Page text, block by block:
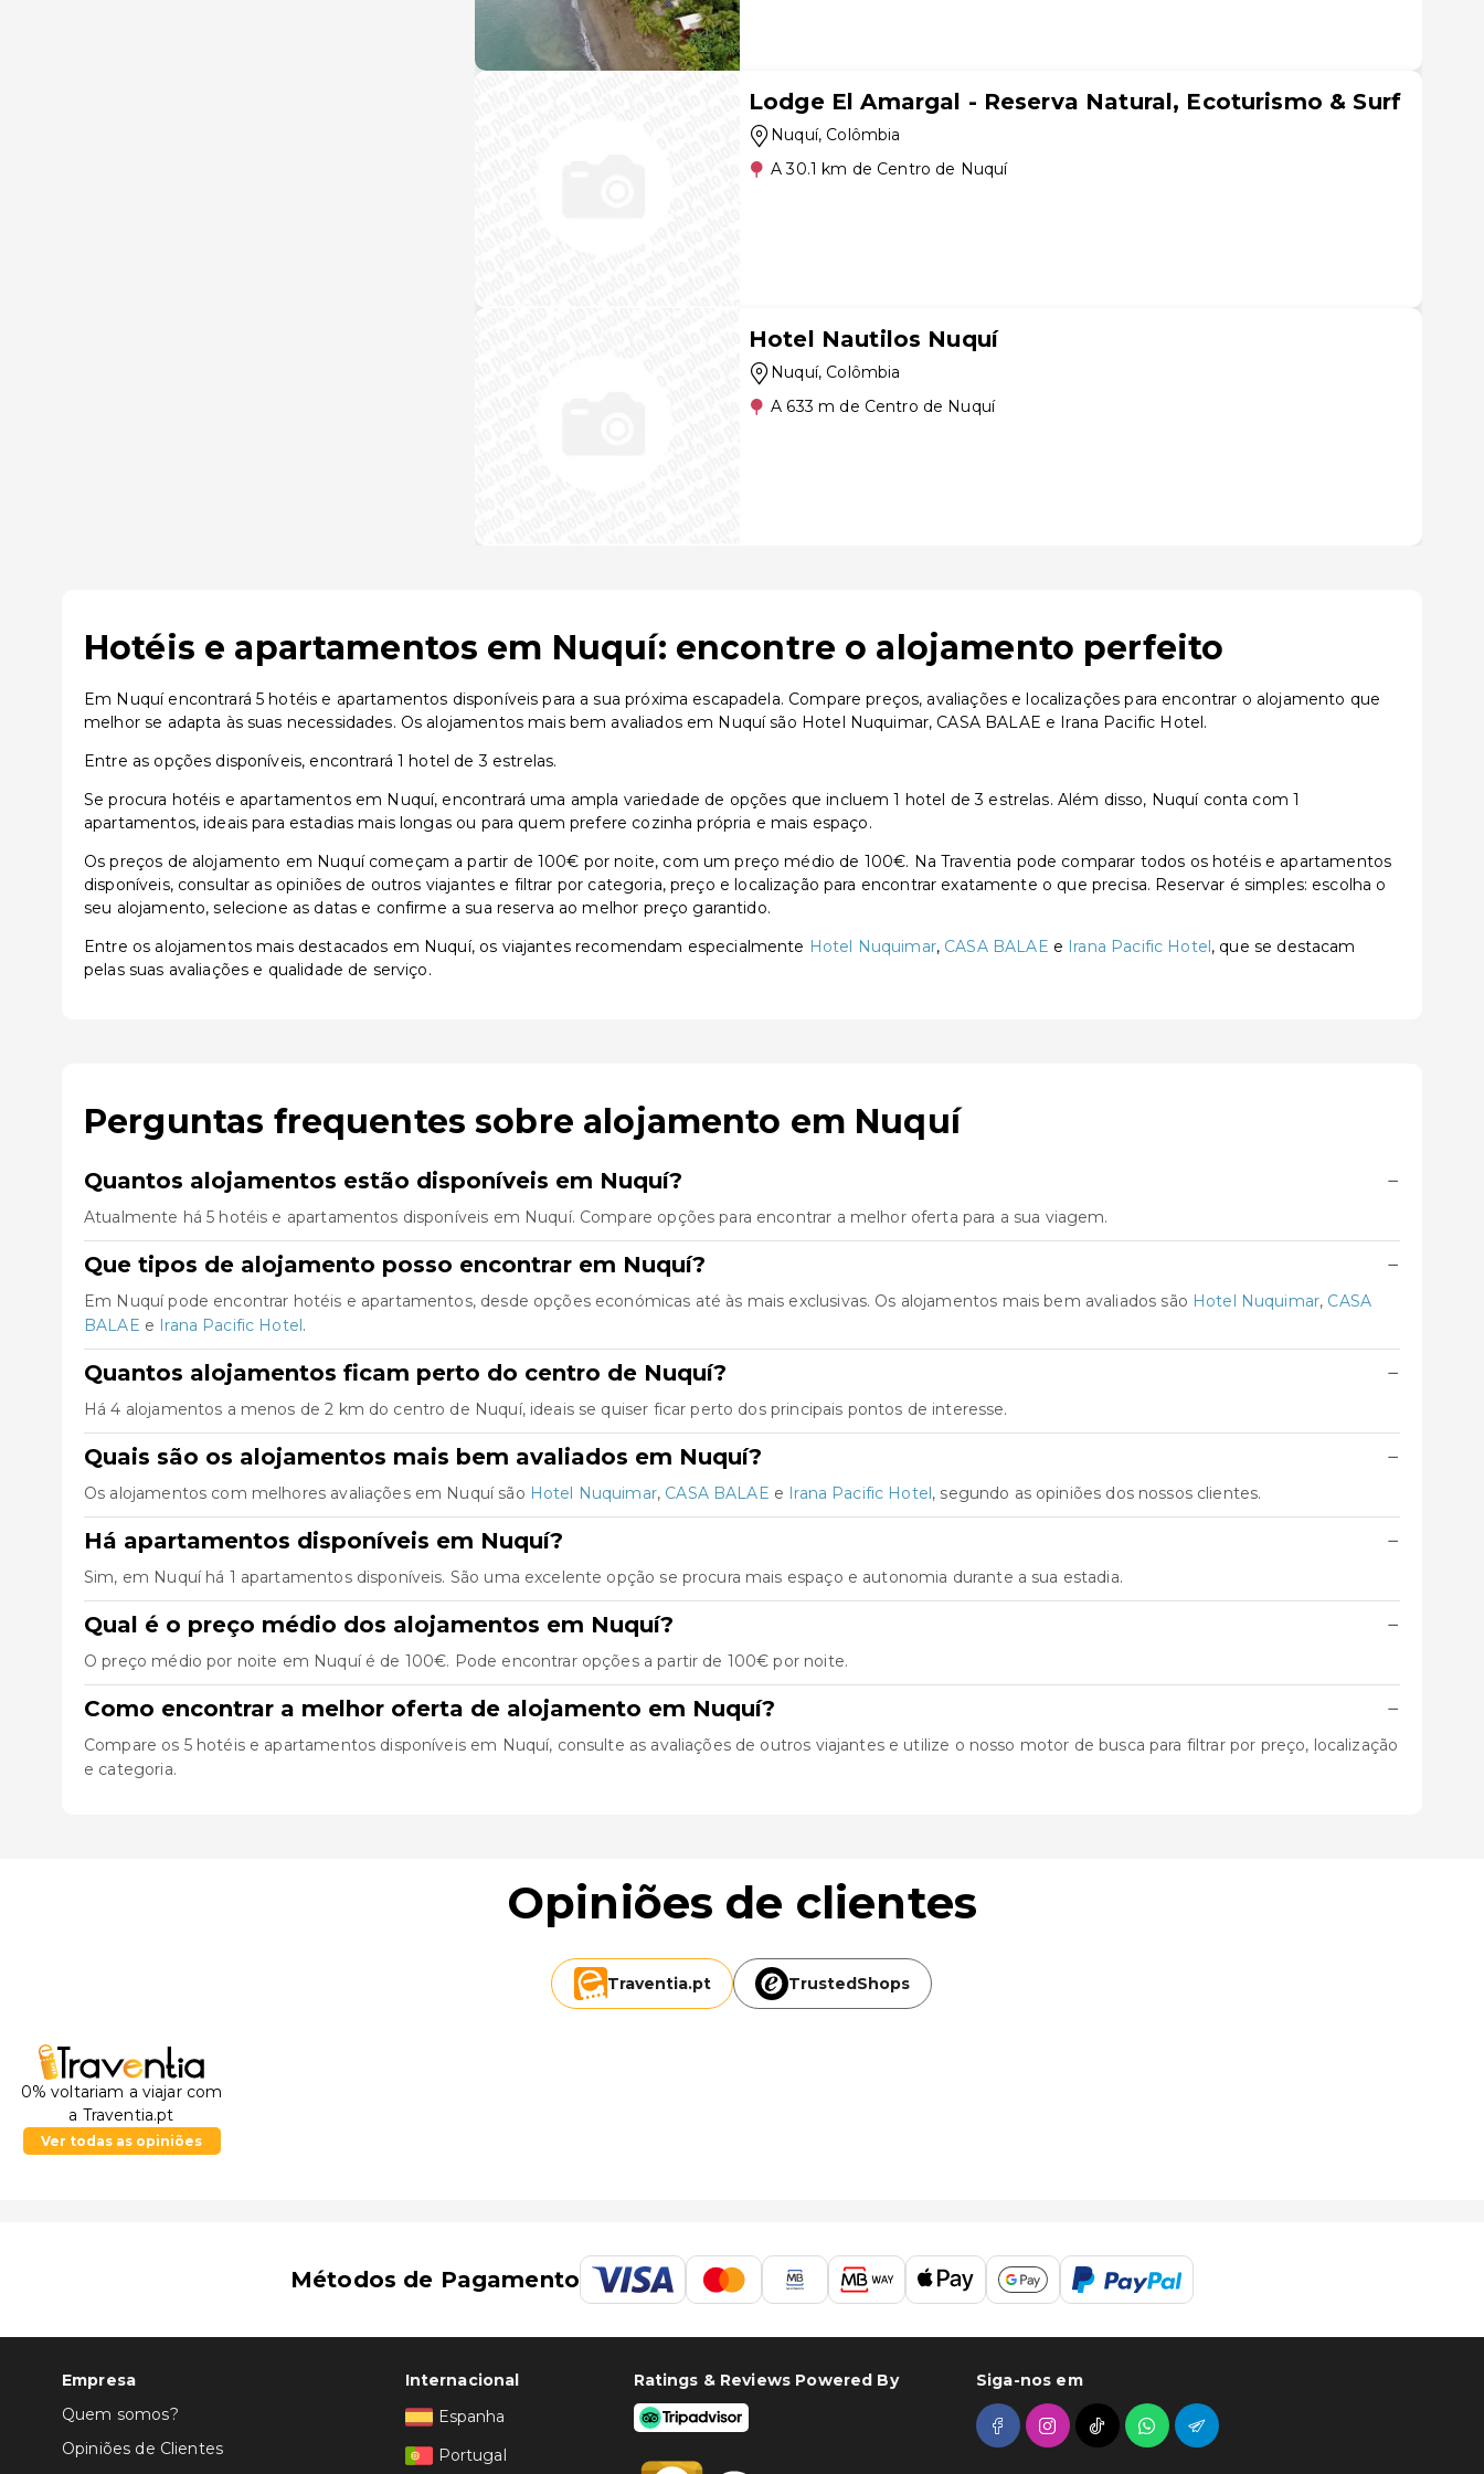
Lodge El Amargal - Reserva Natural, Ecoturismo & Surf
Nuquí, Colômbia
A 30.1 km de Centro de Nuquí
Hotel Nautilos Nuquí
Nuquí, Colômbia
A 633 m de Centro de Nuquí
Hotéis e apartamentos em Nuquí: encontre o alojamento perfeito
Em Nuquí encontrará 5 hotéis e apartamentos disponíveis para a sua próxima escapadela. Compare preços, avaliações e localizações para encontrar o alojamento que
melhor se adapta às suas necessidades. Os alojamentos mais bem avaliados em Nuquí são Hotel Nuquimar, CASA BALAE e Irana Pacific Hotel.
Entre as opções disponíveis, encontrará 1 hotel de 3 estrelas.
Se procura hotéis e apartamentos em Nuquí, encontrará uma ampla variedade de opções que incluem 1 hotel de 3 estrelas. Além disso, Nuquí conta com 1
apartamentos, ideais para estadias mais longas ou para quem prefere cozinha própria e mais espaço.
Os preços de alojamento em Nuquí começam a partir de 100€ por noite, com um preço médio de 100€. Na Traventia pode comparar todos os hotéis e apartamentos
disponíveis, consultar as opiniões de outros viajantes e filtrar por categoria, preço e localização para encontrar exatamente o que precisa. Reservar é simples: escolha o
seu alojamento, selecione as datas e confirme a sua reserva ao melhor preço garantido.
Entre os alojamentos mais destacados em Nuquí, os viajantes recomendam especialmente Hotel Nuquimar, CASA BALAE e Irana Pacific Hotel, que se destacam
pelas suas avaliações e qualidade de serviço.
Perguntas frequentes sobre alojamento em Nuquí
Quantos alojamentos estão disponíveis em Nuquí? −
Atualmente há 5 hotéis e apartamentos disponíveis em Nuquí. Compare opções para encontrar a melhor oferta para a sua viagem.
Que tipos de alojamento posso encontrar em Nuquí? −
Em Nuquí pode encontrar hotéis e apartamentos, desde opções económicas até às mais exclusivas. Os alojamentos mais bem avaliados são Hotel Nuquimar, CASA
BALAE e Irana Pacific Hotel.
Quantos alojamentos ficam perto do centro de Nuquí? −
Há 4 alojamentos a menos de 2 km do centro de Nuquí, ideais se quiser ficar perto dos principais pontos de interesse.
Quais são os alojamentos mais bem avaliados em Nuquí? −
Os alojamentos com melhores avaliações em Nuquí são Hotel Nuquimar, CASA BALAE e Irana Pacific Hotel, segundo as opiniões dos nossos clientes.
Há apartamentos disponíveis em Nuquí? −
Sim, em Nuquí há 1 apartamentos disponíveis. São uma excelente opção se procura mais espaço e autonomia durante a sua estadia.
Qual é o preço médio dos alojamentos em Nuquí? −
O preço médio por noite em Nuquí é de 100€. Pode encontrar opções a partir de 100€ por noite.
Como encontrar a melhor oferta de alojamento em Nuquí? −
Compare os 5 hotéis e apartamentos disponíveis em Nuquí, consulte as avaliações de outros viajantes e utilize o nosso motor de busca para filtrar por preço, localização
e categoria.
Opiniões de clientes
Traventia.pt TrustedShops
0% voltariam a viajar com
a Traventia.pt
Ver todas as opiniões
Métodos de Pagamento
Empresa
Quem somos?
Opiniões de Clientes
Internacional
Espanha
Portugal
Ratings & Reviews Powered By Siga-nos em